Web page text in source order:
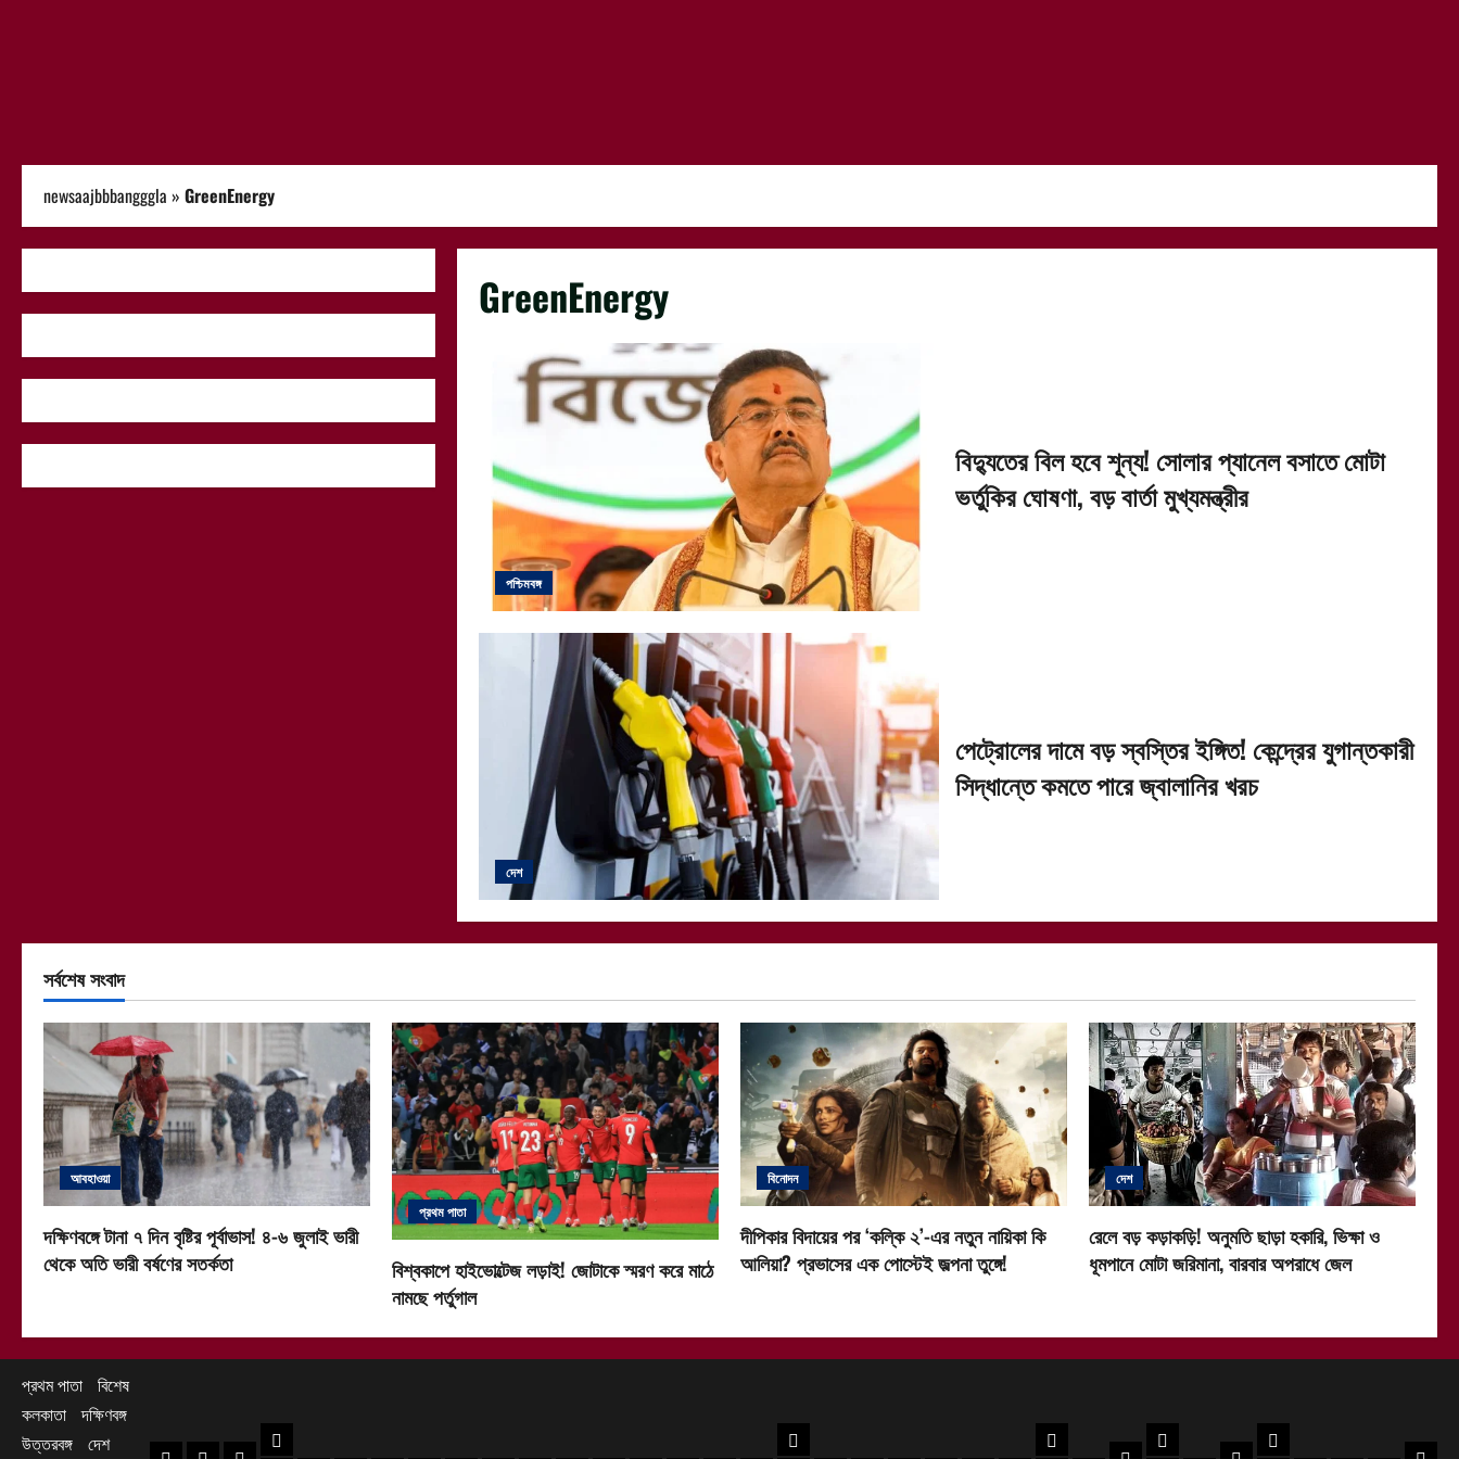
newsaajbbbangggla » GreenEnergy
GreenEnergy
পশ্চিমবঙ্গ
বিদ্যুতের বিল হবে শূন্য! সোলার প্যানেল বসাতে মোটা
ভর্তুকির ঘোষণা, বড় বার্তা মুখ্যমন্ত্রীর
দেশ
পেট্রোলের দামে বড় স্বস্তির ইঙ্গিত! কেন্দ্রের যুগান্তকারী
সিদ্ধান্তে কমতে পারে জ্বালানির খরচ
সর্বশেষ সংবাদ
আবহাওয়া
দক্ষিণবঙ্গে টানা ৭ দিন বৃষ্টির পূর্বাভাস! ৪-৬ জুলাই ভারী
থেকে অতি ভারী বর্ষণের সতর্কতা
প্রথম পাতা
বিশ্বকাপে হাইভোল্টেজ লড়াই! জোটাকে স্মরণ করে মাঠে
নামছে পর্তুগাল
বিনোদন
দীপিকার বিদায়ের পর ‘কল্কি ২’-এর নতুন নায়িকা কি
আলিয়া? প্রভাসের এক পোস্টেই জল্পনা তুঙ্গে!
দেশ
রেলে বড় কড়াকড়ি! অনুমতি ছাড়া হকারি, ভিক্ষা ও
ধূমপানে মোটা জরিমানা, বারবার অপরাধে জেল
প্রথম পাতা বিশেষ
কলকাতা দক্ষিণবঙ্গ
উত্তরবঙ্গ দেশ দক্ষিণবঙ্গ উত্তরবঙ্গ
দেশ
খেলা
রাশিফল